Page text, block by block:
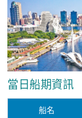
當日船期資訊
船名